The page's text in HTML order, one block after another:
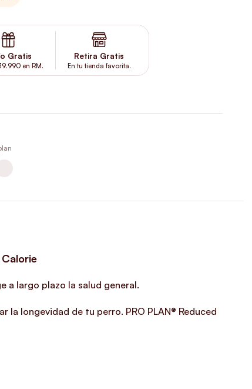
Gratis
en RM.
Retira Gratis
En tu tienda favorita.
a largo plazo la salud general.
longevidad de tu perro. PRO PLAN® Reduced